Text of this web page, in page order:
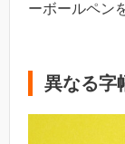
ーボールペン
異なる字